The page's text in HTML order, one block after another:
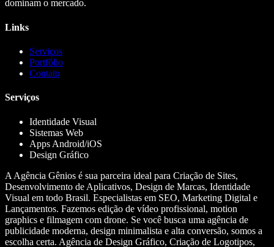
dominam o mercado.
Links
Serviços
Portfólio
Contato
Serviços
Identidade Visual
Sistemas Web
Apps Android/iOS
Design Gráfico
A Agência Gênios é sua parceira ideal para Criação de Sites,
Desenvolvimento de Aplicativos, Design de Marcas, Identidade
Visual em todo Brasil. Especialistas em SEO, Marketing Digital e
Lançamentos. Fazemos edição de vídeo profissional, motion
graphics e filmagem com drone. Se você busca uma agência de
publicidade moderna, design minimalista e alta conversão, somos a
escolha certa. Agência de Design Gráfico, Criação de Logotipos,